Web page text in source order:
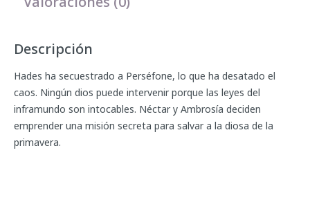
Descripción
Hades ha secuestrado a Perséfone, lo que ha desatado el
caos. Ningún dios puede intervenir porque las leyes del
inframundo son intocables. Néctar y Ambrosía deciden
emprender una misión secreta para salvar a la diosa de la
primavera.